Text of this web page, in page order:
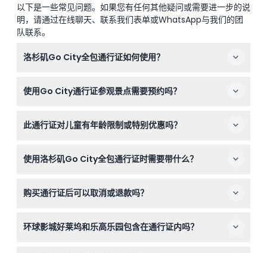
以下是一些常见问题。如果您有任何其他疑问或需要进一步的说
明，请通过在线聊天、联系我们表单或WhatsApp与我们的团
队联系。
洛杉矶Go City全包通行证如何使用？
景点。您只需通过Go City应用扫描您的数字通行证，即可
使用Go City通行证参观景点需要预约吗？
览，需要提前预约。Go City应用会显示哪些景点需要预
此通行证对儿童有年龄限制或特别优惠吗？
的儿童是否有不同政策视具体景点而定。
使用洛杉矶Go City全包通行证时需要带什么？
问您的数字通行证。同时建议穿舒适的鞋子并涂抹防晒霜，
购买通行证后可以取消或退款吗？
用通行证参与任何活动或通行证过期，则不支持退款。
环球影城好莱坞和乐高乐园包含在通行证内吗？